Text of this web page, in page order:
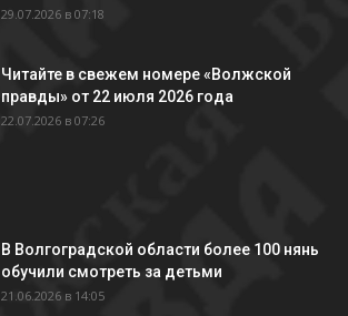
29.07.2026 в 07:18
Читайте в свежем номере «Волжской
правды» от 22 июля 2026 года
22.07.2026 в 07:26
В Волгоградской области более 100 нянь
обучили смотреть за детьми
21.06.2026 в 14:05